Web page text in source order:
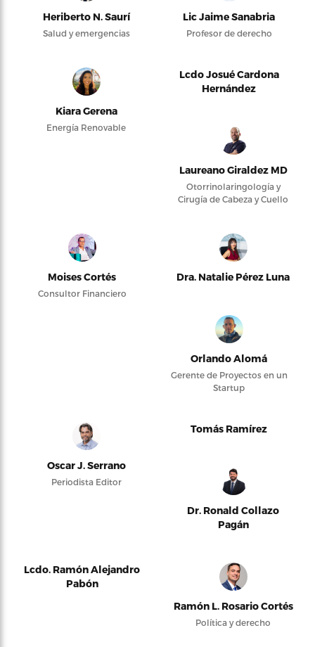
Heriberto N. Saurí
Salud y emergencias
Lic Jaime Sanabria
Profesor de derecho
Kiara Gerena
Energía Renovable
Lcdo Josué Cardona
Hernández
Laureano Giraldez MD
Otorrinolaringología y
Cirugía de Cabeza y Cuello
Moises Cortés
Consultor Financiero
Dra. Natalie Pérez Luna
Orlando Alomá
Gerente de Proyectos en un
Startup
Oscar J. Serrano
Periodista Editor
Tomás Ramírez
Dr. Ronald Collazo
Pagán
Lcdo. Ramón Alejandro
Pabón
Ramón L. Rosario Cortés
Política y derecho